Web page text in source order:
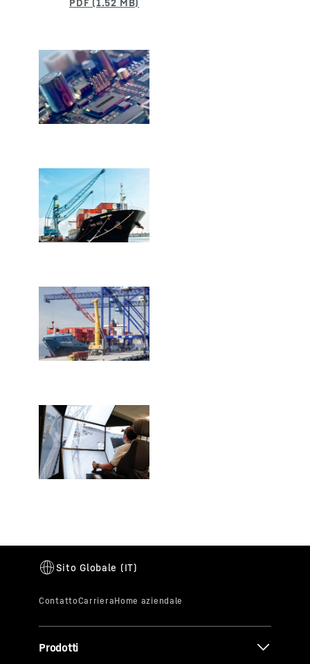
Prodotti